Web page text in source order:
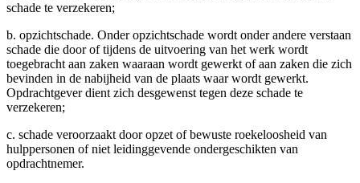
schade te verzekeren;
b. opzichtschade. Onder opzichtschade wordt onder andere verstaan
schade die door of tijdens de uitvoering van het werk wordt
toegebracht aan zaken waaraan wordt gewerkt of aan zaken die zich
bevinden in de nabijheid van de plaats waar wordt gewerkt.
Opdrachtgever dient zich desgewenst tegen deze schade te
verzekeren;
c. schade veroorzaakt door opzet of bewuste roekeloosheid van
hulppersonen of niet leidinggevende ondergeschikten van
opdrachtnemer.